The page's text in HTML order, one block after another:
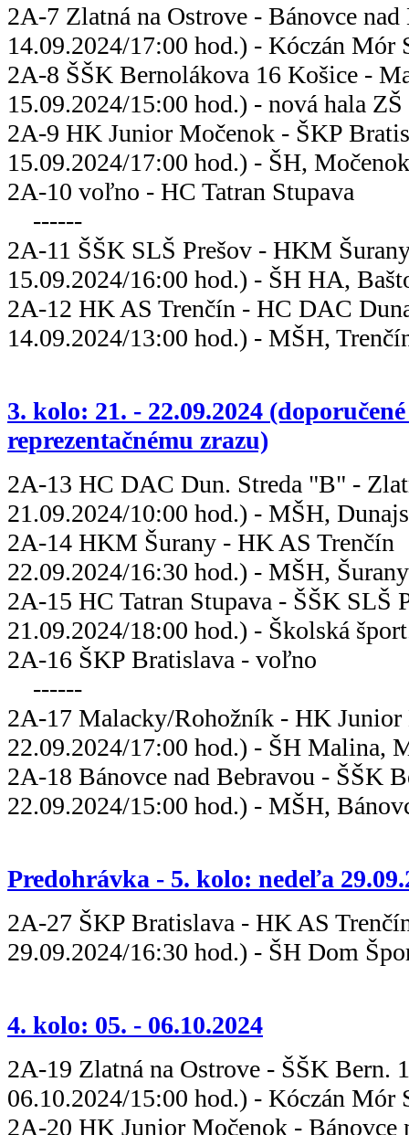
2A-7 Zlatná na Ostrove - Bánovce
14.09.2024/17:00 hod.) - Kóczán Mór
2A-8 ŠŠK Bernolákova 16 Košice -
15.09.2024/15:00 hod.) - nová hala
2A-9 HK Junior Močenok -
15.09.2024/17:00 hod.) - ŠH,
2A-10 voľno - HC
------
2A-11 ŠŠK SLŠ Prešov -
15.09.2024/16:00 hod.) - ŠH HA,
2A-12 HK AS Trenčín - HC DAC
14.09.2024/13:00 hod.) - MŠH,
3. kolo: 21. - 22.09.2024
reprezentačnému zrazu)
2A-13 HC DAC Dun. Streda "B" -
21.09.2024/10:00 hod.) - MŠH,
2A-14 HKM Šurany - HK
22.09.2024/16:30 hod.) - MŠH, Šurany
2A-15 HC Tatran Stupava - ŠŠK
21.09.2024/18:00 hod.) - Školská
2A-16 ŠKP
------
2A-17 Malacky/Rohožník - HK
22.09.2024/17:00 hod.) - ŠH Malina,
2A-18 Bánovce nad Bebravou - ŠŠK
22.09.2024/15:00 hod.) - MŠH,
Predohrávka - 5. kolo: nedeľa
2A-27 ŠKP Bratislava - HK
29.09.2024/16:30 hod.) - ŠH Dom
4. kolo: 05. - 06.10.2024
2A-19 Zlatná na Ostrove - ŠŠK
06.10.2024/15:00 hod.) - Kóczán Mór
2A-20 HK Junior Močenok -